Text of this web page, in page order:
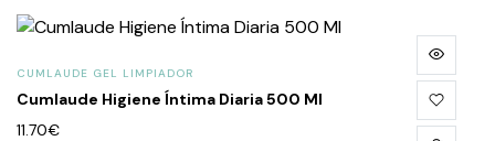
CUMLAUDE GEL LIMPIADOR
Cumlaude Higiene Íntima Diaria 500 Ml
11.70€